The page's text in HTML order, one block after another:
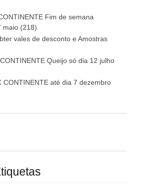
Fim de semana
maio (218)
vales de desconto e Amostras
Queijo só dia 12 julho
CONTINENTE até dia 7 dezembro